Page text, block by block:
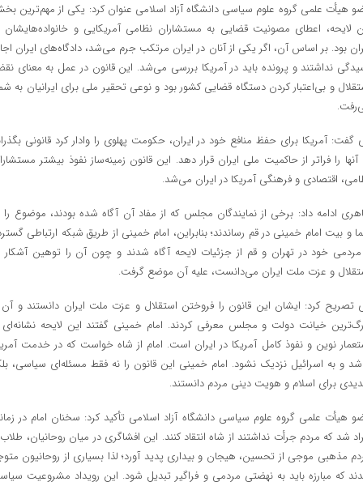
هیأت علمی گروه علوم سیاسی دانشگاه آزاد اسلامی عنوان کرد: یکی از مهم‌ترین
لایحه، اعطای مصونیت قضایی به مستشاران نظامی آمریکایی و خانواده‌هایشان
بود. بر اساس آن، اگر یکی از آنان در ایران مرتکب جرم می‌شد، دادگاه‌های ایران
نداشتند و پرونده باید در آمریکا بررسی می‌شد. این قانون در عمل به معنای
و بی‌اعتبار کردن دستگاه قضایی کشور بود و نوعی تحقیر ملی برای ایرانیان به
گفت: آمریکا برای حفظ منافع خود در ایران، حکومت پهلوی را وادار کرد قانونی
آنها را فراتر از حاکمیت ملی ایران قرار دهد. این قانون زمینه‌ساز نفوذ بیشتر
اقتصادی و فرهنگی آمریکا در ایران می‌شد.
ادامه داد: برخی از نمایندگان مجلس که از مفاد آن آگاه شده بودند، موضوع را
و بیت امام خمینی در قم رساندند؛ بنابراین، امام خمینی از طریق شبکه ارتباطی
خود در تهران و قم از جزئیات لایحه آگاه شدند و چون آن را توهین آشکار
و عزت ملت ایران می‌دانست، علیه آن موضع گرفت.
تصریح کرد: ایشان این قانون را فروختن استقلال و عزت ملت ایران دانستند و آن
خیانت دولت و مجلس معرفی کردند. امام خمینی گفتند این لایحه نشانه‌ای
نوین و نفوذ کامل آمریکا در ایران است. امام از شاه خواست که در خدمت
و به اسرائیل نزدیک نشود. امام خمینی این قانون را نه فقط مسئله‌ای سیاسی،
برای اسلام و هویت دینی مردم دانستند.
هیأت علمی گروه علوم سیاسی دانشگاه آزاد اسلامی تأکید کرد: سخنان امام در
شد که مردم جرأت نداشتند از شاه انتقاد کنند. این افشاگری در میان روحانیان،
مذهبی موجی از تحسین، هیجان و بیداری پدید آورد؛ لذا بسیاری از روحانیون
که مبارزه باید به نهضتی مردمی و فراگیر تبدیل شود. این رویداد مشروعیت